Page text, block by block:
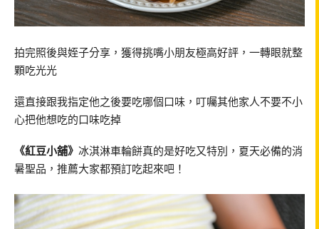
拍完照後與姪子分享，獲得挑嘴小朋友極高好評，一轉眼就整
顆吃光光
還直接跟我指定他之後要吃哪個口味，叮囑其他家人不要不小
心把他想吃的口味吃掉
《紅豆小舖》 冰淇淋車輪餅真的是好吃又特別，夏天必備的消
暑聖品，推薦大家都預訂吃起來吧！